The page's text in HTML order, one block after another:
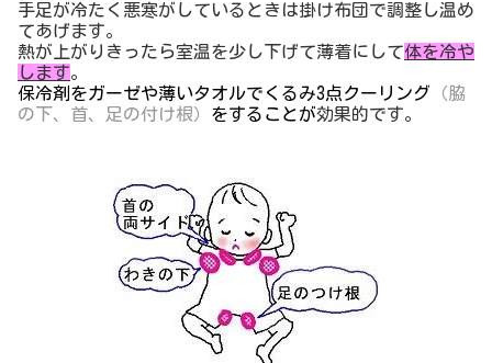
手足が冷たく悪寒がしているときは掛け布団で調整し温め
てあげます。
熱が上がりきったら室温を少し下げて薄着にして体を冷や
します。
保冷剤をガーゼや薄いタオルでくるみ3点クーリング （脇
の下、首、足の付け根） をすることが効果的です。